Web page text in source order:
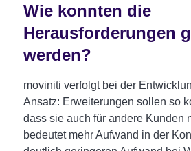
Wie konnten die
Herausforderungen
werden?
moviniti verfolgt bei der
Ansatz: Erweiterungen sollen so
dass sie auch für andere Kunden
bedeutet mehr Aufwand in der